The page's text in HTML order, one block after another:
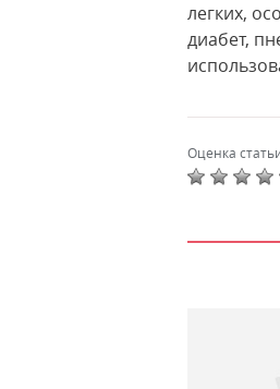
легких,
диабет,
Оценка